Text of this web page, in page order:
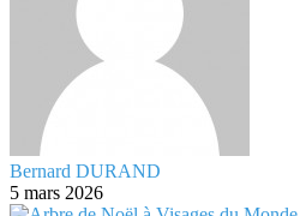
Bernard DURAND
5 mars 2026